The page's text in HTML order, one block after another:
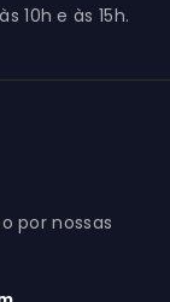
10h e às 15h.
por nossas